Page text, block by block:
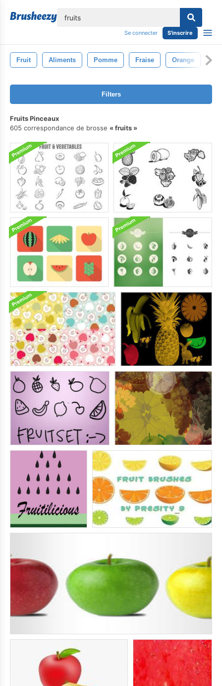
Se connecter S'inscrire
Fruit Aliments Pomme Fraise Orange
Filters
Fruits Pinceaux
605 correspondance de brosse
fruits